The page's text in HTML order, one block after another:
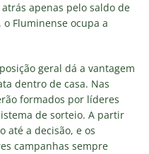
apenas pelo saldo de
Fluminense ocupa a
geral dá a vantagem
dentro de casa. Nas
formados por líderes
de sorteio. A partir
até a decisão, e os
campanhas sempre